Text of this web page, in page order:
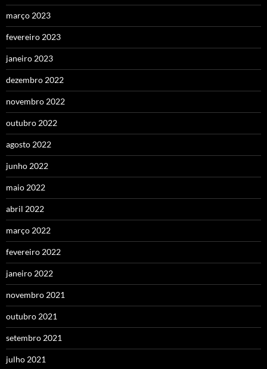
março 2023
fevereiro 2023
janeiro 2023
dezembro 2022
novembro 2022
outubro 2022
agosto 2022
junho 2022
maio 2022
abril 2022
março 2022
fevereiro 2022
janeiro 2022
novembro 2021
outubro 2021
setembro 2021
julho 2021